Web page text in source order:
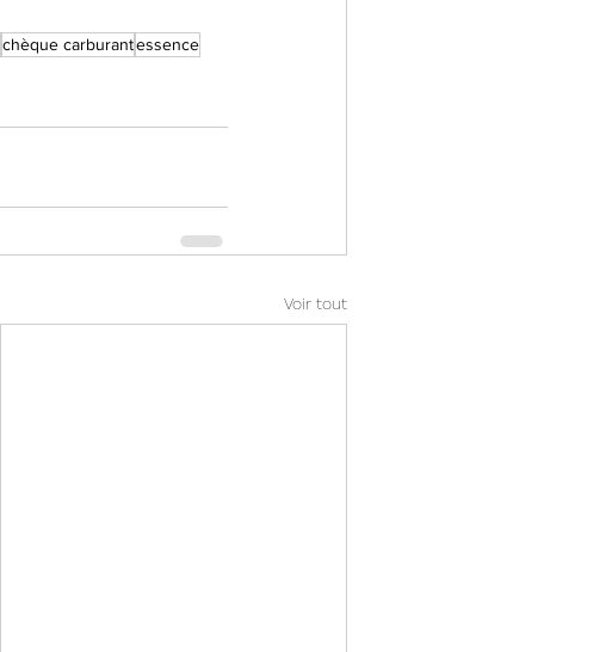
chèque carburantessence
Voir tout